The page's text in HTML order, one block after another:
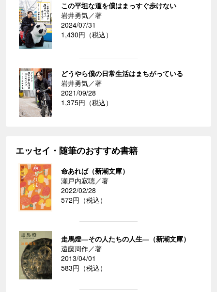
この平坦な道を僕はまっすぐ歩けない
岩井勇気／著
2024/07/31
1,430円（税込）
どうやら僕の日常生活はまちがっている
岩井勇気／著
2021/09/28
1,375円（税込）
エッセイ・随筆のおすすめ書籍
命あれば（新潮文庫）
瀬戸内寂聴／著
2022/02/28
572円（税込）
走馬燈―その人たちの人生―（新潮文庫）
遠藤周作／著
2013/04/01
583円（税込）